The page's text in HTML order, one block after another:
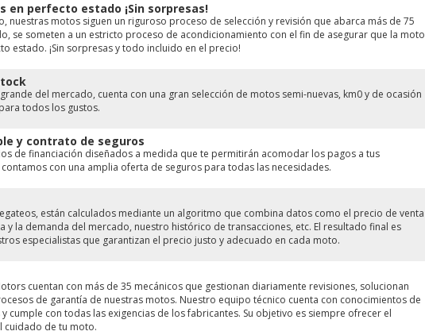
en perfecto estado ¡Sin sorpresas!
nuestras motos siguen un riguroso proceso de selección y revisión que abarca más de 75
se someten a un estricto proceso de acondicionamiento con el fin de asegurar que la moto
estado. ¡Sin sorpresas y todo incluido en el precio!
del mercado, cuenta con una gran selección de motos semi-nuevas, km0 y de ocasión
todos los gustos.
y contrato de seguros
de financiación diseñados a medida que te permitirán acomodar los pagos a tus
con una amplia oferta de seguros para todas las necesidades.
están calculados mediante un algoritmo que combina datos como el precio de venta
y la demanda del mercado, nuestro histórico de transacciones, etc. El resultado final es
especialistas que garantizan el precio justo y adecuado en cada moto.
cuentan con más de 35 mecánicos que gestionan diariamente revisiones, solucionan
de garantía de nuestras motos. Nuestro equipo técnico cuenta con conocimientos de
cumple con todas las exigencias de los fabricantes. Su objetivo es siempre ofrecer el
cuidado de tu moto.